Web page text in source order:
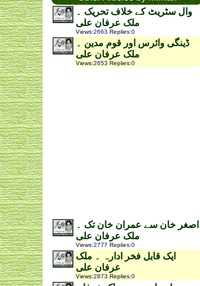
وال سٹریٹ کے خلاف تحریک ۔
ملک عرفان علی
Views:2663 Replies:0
ڈینگی وائرس اور قوم مدین ۔
ملک عرفان علی
Views:2653 Replies:0
اصغر خان سے عمران خان تک ۔
ملک عرفان علی
Views:2777 Replies:0
ایک قابل فخر ادارہ ۔ ملک
عرفان علی
Views:2873 Replies:0